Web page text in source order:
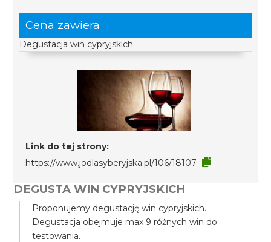
Cena zawiera
Degustacja win cypryjskich
Link do tej strony:
https://www.jodlasyberyjska.pl/106/18107
DEGUSTA WIN CYPRYJSKICH
Proponujemy degustację win cypryjskich.
Degustacja obejmuje max 9 różnych win do
testowania.